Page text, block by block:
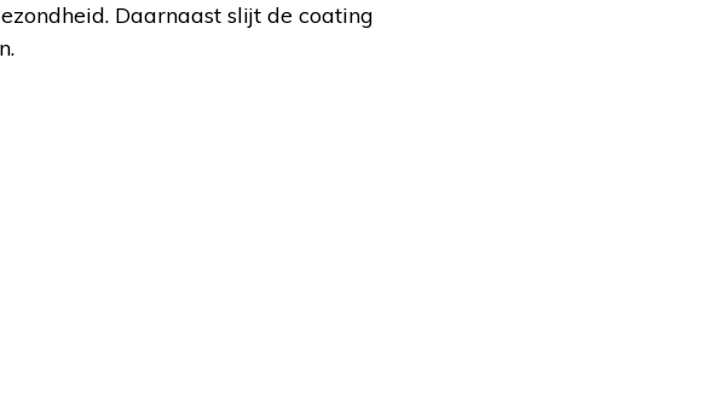
Daarnaast slijt de coating